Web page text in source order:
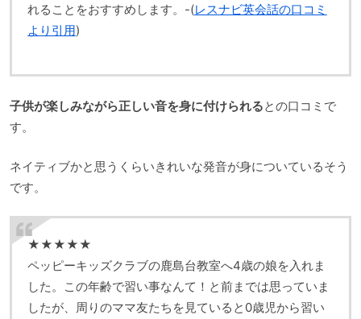
れることをおすすめします。-(レスナビ英会話の口コミ
より引用)
子供が楽しみながら正しい音を身に付けられるとの口コミで
す。
ネイティブかと思うくらいきれいな発音が身についているそう
です。
★★★★★
ペッピーキッズクラブの鹿島台教室へ4歳の娘を入れま
した。この年齢で習い事なんて！と前までは思っていま
したが、周りのママ友たちを見ていると0歳児から習い